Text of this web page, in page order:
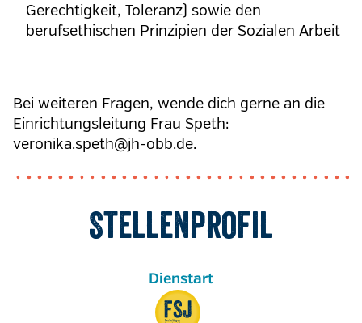
Gerechtigkeit, Toleranz) sowie den
berufsethischen Prinzipien der Sozialen Arbeit
Bei weiteren Fragen, wende dich gerne an die
Einrichtungsleitung Frau Speth:
veronika.speth@jh-obb.de.
Stellenprofil